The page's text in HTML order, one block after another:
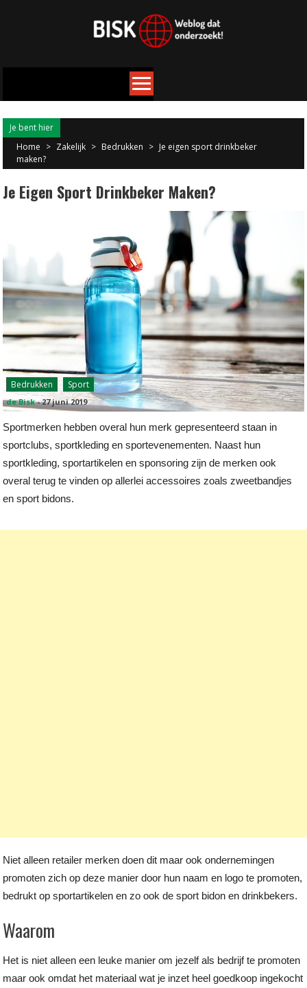
Je bent hier
Home > Zakelijk > Bedrukken > Je eigen sport drinkbeker
maken?
Je Eigen Sport Drinkbeker Maken?
Bedrukken Sport
de Bisk -27 juni 2019
Sportmerken hebben overal hun merk gepresenteerd staan in
sportclubs, sportkleding en sportevenementen. Naast hun
sportkleding, sportartikelen en sponsoring zijn de merken ook
overal terug te vinden op allerlei accessoires zoals zweetbandjes
en sport bidons.
Niet alleen retailer merken doen dit maar ook ondernemingen
promoten zich op deze manier door hun naam en logo te promoten,
bedrukt op sportartikelen en zo ook de sport bidon en drinkbekers.
Waarom
Het is niet alleen een leuke manier om jezelf als bedrijf te promoten
maar ook omdat het materiaal wat je inzet heel goedkoop ingekocht